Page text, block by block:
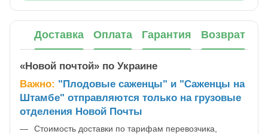
Доставка Оплата Гарантия Возврат
«Новой почтой» по Украине
Важно: "Плодовые саженцы" и "Саженцы на
Штамбе" отправляются только на грузовые
отделения Новой Почты
Стоимость доставки по тарифам перевозчика,